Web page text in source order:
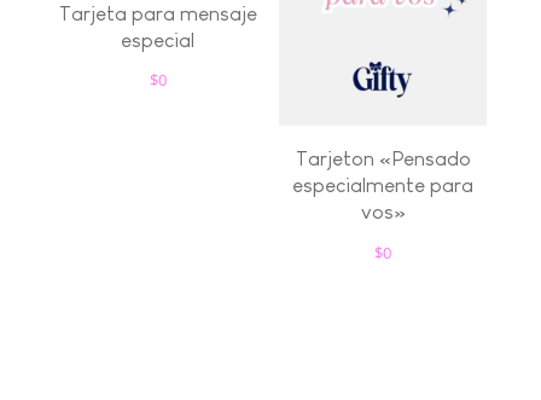
Tarjeta para mensaje
especial
$0
Tarjeton «Pensado
especialmente para
vos»
$0